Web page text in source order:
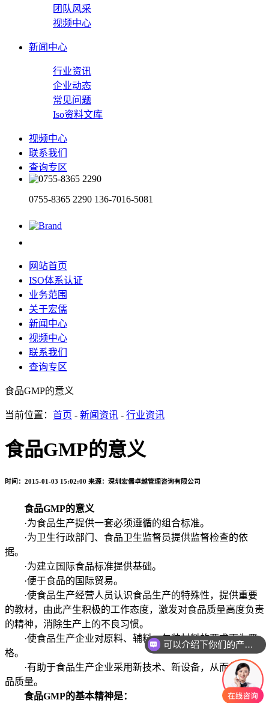
团队风采
视频中心
新闻中心
行业资讯
企业动态
常见问题
Iso资料文库
视频中心
联系我们
查询专区
0755-8365 2290 136-7016-5081
网站首页
ISO体系认证
业务范围
关于宏儒
新闻中心
视频中心
联系我们
查询专区
食品GMP的意义
当前位置： 首页 - 新闻资讯 - 行业资讯
食品GMP的意义
时间：2015-01-03 15:02:00 来源：深圳宏儒卓越管理咨询有限公司
食品GMP的意义
·为食品生产提供一套必须遵循的组合标准。
·为卫生行政部门、食品卫生监督员提供监督检查的依
据。
·为建立国际食品标准提供基础。
·便于食品的国际贸易。
·使食品生产经营人员认识食品生产的特殊性，提供重要
的教材，由此产生积极的工作态度，激发对食品质量高度负责
的精神，消除生产上的不良习惯。
·使食品生产企业对原料、辅料、包装材料的要求更为严
格。
·有助于食品生产企业采用新技术、新设备，从而保证食
品质量。
食品GMP的基本精神是：
可以介绍下你们的产品么